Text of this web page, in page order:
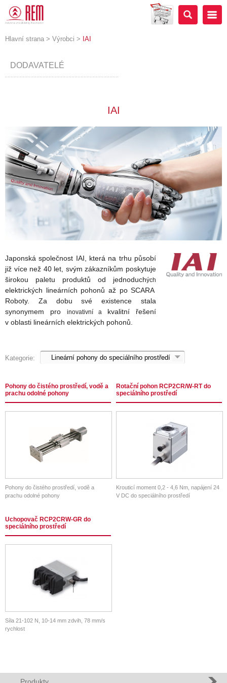
Hlavní strana > Výrobci > IAI
DODAVATELÉ
IAI
Japonská společnost IAI, která na trhu působí
již více než 40 let, svým zákazníkům poskytuje
širokou paletu produktů od jednoduchých
elektrických lineárních pohonů až po SCARA
Roboty. Za dobu své existence stala
synonymem pro inovativní a kvalitní řešení
v oblasti lineárních elektrických pohonů.
Kategorie:
Pohony do čistého prostředí, vodě a
prachu odolné pohony
Pohony do čistého prostředí, vodě a
prachu odolné pohony
Rotační pohon RCP2CR/W-RT do
speciálního prostředí
Krouticí moment 0,2 - 4,6 Nm, napájení 24
V DC do speciálního prostředí
Uchopovač RCP2CRW-GR do
speciálního prostředí
Síla 21-102 N, 10-14 mm zdvih, 78 mm/s
rychlost